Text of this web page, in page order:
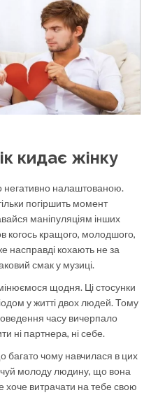
кидає жінку
негативно налаштованою.
погіршить момент
маніпуляціям інших
когось кращого, молодшого,
насправді кохають не за
смак у музиці.
щодня. Ці стосунки
у житті двох людей. Тому
часу вичерпало
ні партнера, ні себе.
багато чому навчилася в цих
молоду людину, що вона
витрачати на тебе свою